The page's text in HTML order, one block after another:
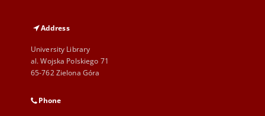
Address
University Library
al. Wojska Polskiego 71
65-762 Zielona Góra
Phone